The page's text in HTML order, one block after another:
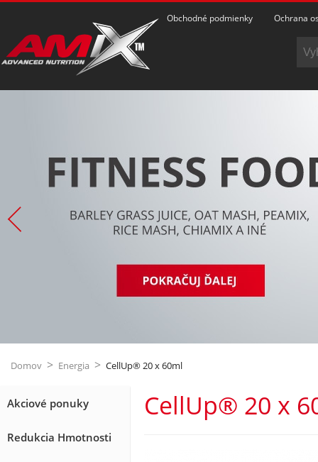
Obchodné podmienky Ochrana
Domov > Energia > CellUp® 20 x 60ml
Akciové ponuky
Redukcia Hmotnosti
CellUp® 20 x